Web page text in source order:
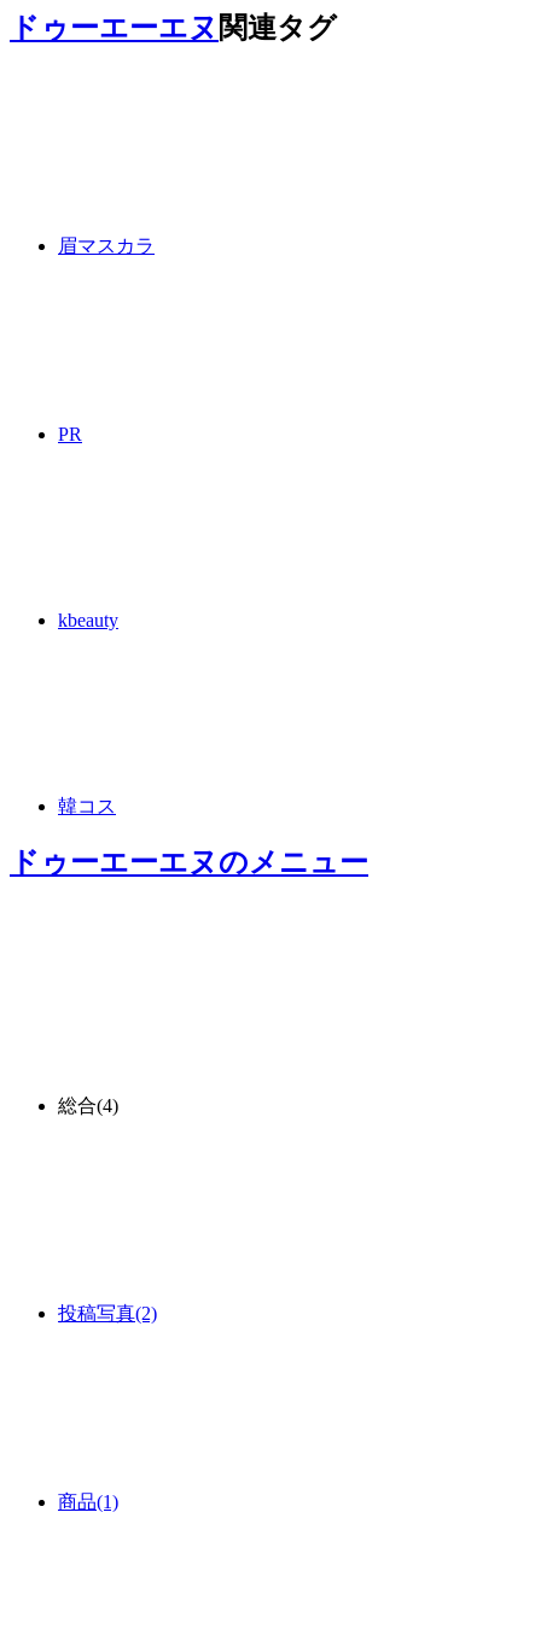
ドゥーエーエヌ 関連タグ
眉マスカラ
PR
kbeauty
韓コス
ドゥーエーエヌのメニュー
総合(4)
投稿写真(2)
商品(1)